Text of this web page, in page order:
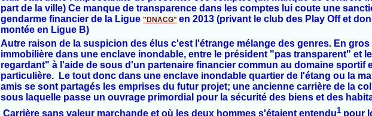
part de la ville) Ce manque de transparence dans les comptes lui coute une
gendarme financier de la Ligue"DNACG" en 2013 (privant le club des Play Off et
montée en Ligue B)
Autre raison de la suspicion des élus c'est l'étrange mélange des genres. En gros
immobilière dans une enclave inondable, entre le président "pas transparent" et
regardant" à l'aide de sous d'un partenaire financier commun au domaine sportif
particulière. Le tout donc dans une enclave inondable quartier de l'étang ou la
amis se sont partagés les emprises du futur projet; une ancienne carrière de la
sous laquelle passe un ouvrage primordial pour la sécurité des biens et des
Carrière sans valeur marchande et où les deux hommes s'étaient entendu1 pour